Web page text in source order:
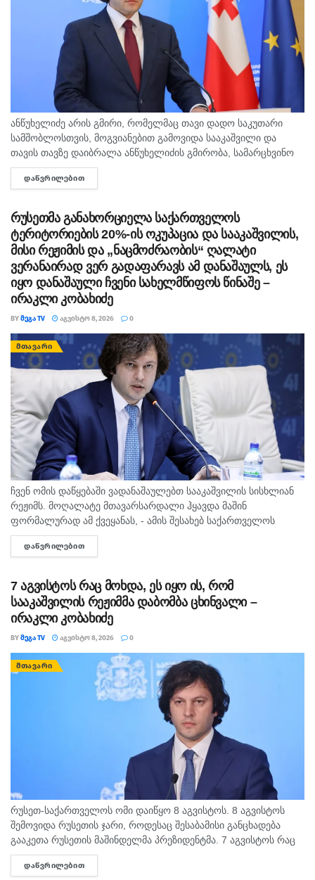
ანწუხელიძე არის გმირი, რომელმაც თავი დადო საკუთარი
სამშობლოსთვის, მოგვიანებით გამოვიდა სააკაშვილი და
თავის თავზე დაიბრალა ანწუხელიძის გმირობა, სამარცხვინო
სიტყვები თქვა, თითქოს, სააკაშვილისთვის შეგინებას თუ
რაღაც ამგვარს სთხოვდნენ მას, - ამის შესახებ...
ᲓᲐᲬᲕᲠᲘᲚᲔᲑᲘᲗ
რუსეთმა განახორციელა საქართველოს
ტერიტორიების 20%-ის ოკუპაცია და სააკაშვილის,
მისი რეჟიმის და „ნაცმოძრაობის“ ღალატი
ვერანაირად ვერ გადაფარავს ამ დანაშაულს, ეს
იყო დანაშაული ჩვენი სახელმწიფოს წინაშე –
ირაკლი კობახიძე
BYᲛᲔᲒᲐ TV ᲐᲒᲕᲘᲡᲢᲝ 8, 2026 0
ᲛᲗᲐᲕᲐᲠᲘ
ჩვენ ომის დაწყებაში ვადანაშაულებთ სააკაშვილის სისხლიან
რეჟიმს. მოღალატე მთავარსარდალი ჰყავდა მაშინ
ფორმალურად ამ ქვეყანას, - ამის შესახებ საქართველოს
პრემიერ-მინისტრმა ირაკლი კობახიძემ ჟურნალისტებს
განუცხადა. რაც შეეხება რუსეთს, კობახიძის განცხადებით,
ᲓᲐᲬᲕᲠᲘᲚᲔᲑᲘᲗ
7 აგვისტოს რაც მოხდა, ეს იყო ის, რომ
სააკაშვილის რეჟიმმა დაბომბა ცხინვალი –
ირაკლი კობახიძე
BYᲛᲔᲒᲐ TV ᲐᲒᲕᲘᲡᲢᲝ 8, 2026 0
ᲛᲗᲐᲕᲐᲠᲘ
რუსეთ-საქართველოს ომი დაიწყო 8 აგვისტოს. 8 აგვისტოს
შემოვიდა რუსეთის ჯარი, როდესაც შესაბამისი განცხადება
გააკეთა რუსეთის მაშინდელმა პრეზიდენტმა. 7 აგვისტოს რაც
მოხდა, ეს იყო ის, რომ სააკაშვილის რეჟიმმა დაბომბა
ცხინვალი, - ამის...
ᲓᲐᲬᲕᲠᲘᲚᲔᲑᲘᲗ